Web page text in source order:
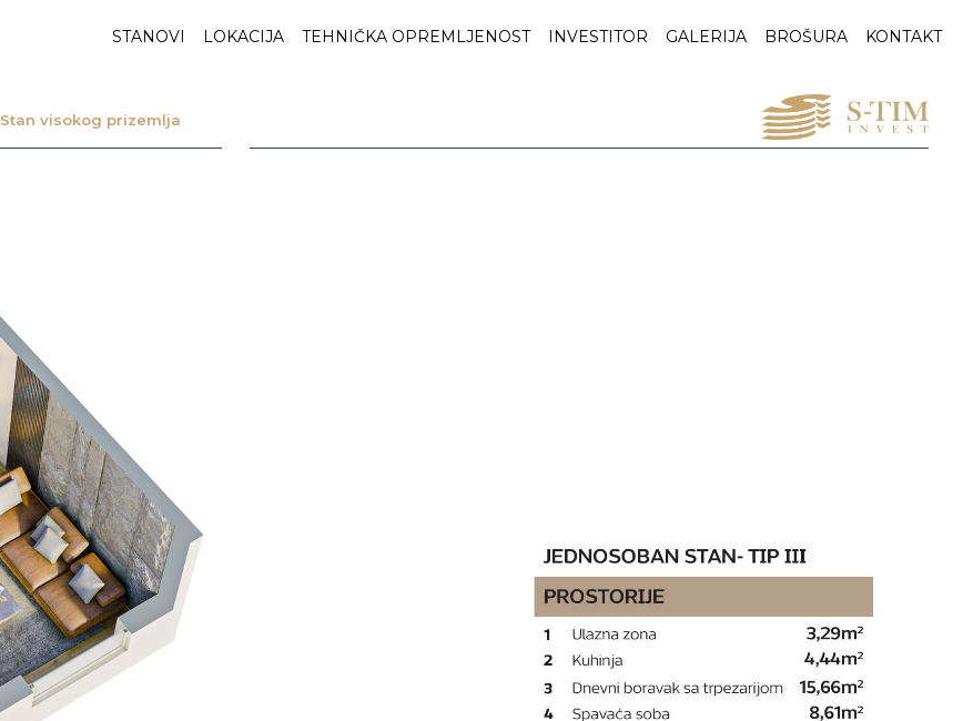
STANOVI LOKACIJA TEHNIČKA OPREMLJENOST INVESTITOR GALERIJA BROŠURA KONTAKT
Stan visokog prizemlja